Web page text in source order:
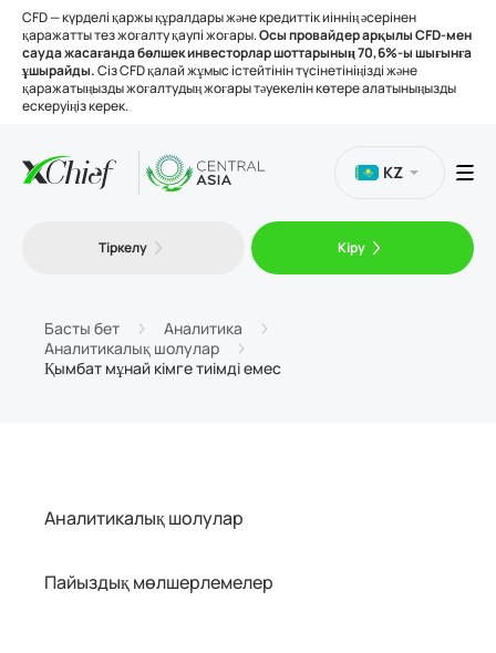
CFD — күрделі қаржы құралдары және кредиттік иіннің әсерінен
қаражатты тез жоғалту қаупі жоғары.Осы провайдер арқылы CFD-мен
сауда жасағанда бөлшек инвесторлар шоттарының 70,6%-ы шығынға
ұшырайды.Сіз CFD қалай жұмыс істейтінін түсінетініңізді және
қаражатыңызды жоғалтудың жоғары тәуекелін көтере алатыныңызды
ескеруіңіз керек.
Құралдар
KZ
Тіркелу Кіру
Басты бет
Аналитика
Аналитикалық шолулар
Қымбат мұнай кімге тиімді емес
Аналитикалық шолулар
Пайыздық мөлшерлемелер